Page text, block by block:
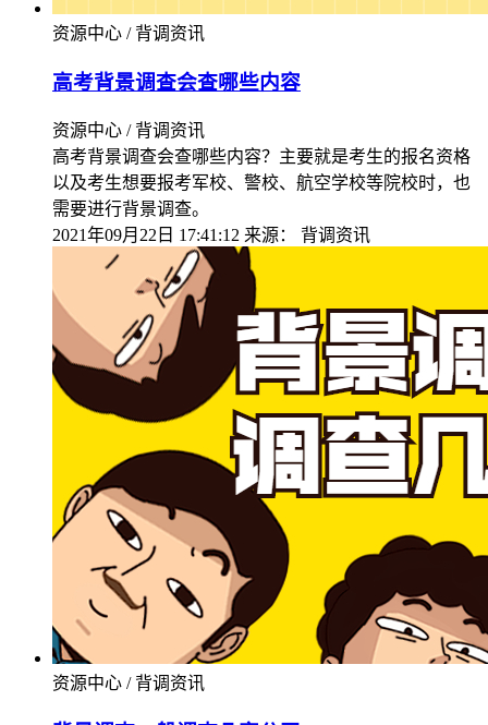
资源中心 / 背调资讯
高考背景调查会查哪些内容
资源中心 / 背调资讯
高考背景调查会查哪些内容？主要就是考生的报名资格
以及考生想要报考军校、警校、航空学校等院校时，也
需要进行背景调查。
2021年09月22日 17:41:12 来源： 背调资讯
资源中心 / 背调资讯